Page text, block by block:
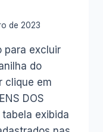
de 2023
para excluir
do
clique em
DOS
tabela exibida